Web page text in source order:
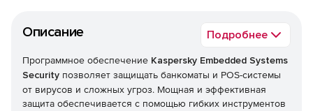
Описание Подробнее
Программное обеспечение Kaspersky Embedded Systems
Security позволяет защищать банкоматы и POS-системы
от вирусов и сложных угроз. Мощная и эффективная
защита обеспечивается с помощью гибких инструментов